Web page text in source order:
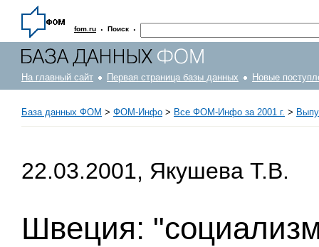
fom.ru · Поиск ·
На главный сайт Первая страница базы данных Новые
База данных ФОМ > ФOM-Инфо > Все ФОМ-Инфо за 2001 г. >
22.03.2001, Якушева Т.В.
Швеция: